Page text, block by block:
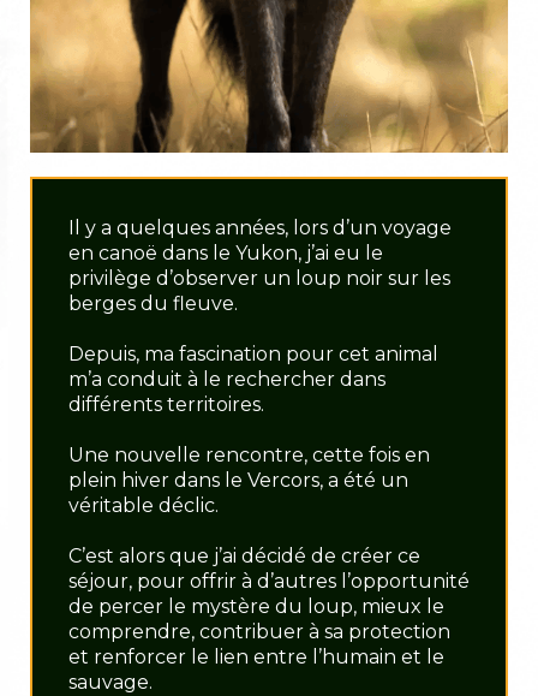
Il y a quelques années, lors d’un voyage
en canoë dans le Yukon, j’ai eu le
privilège d’observer un loup noir sur les
berges du fleuve.
Depuis, ma fascination pour cet animal
m’a conduit à le rechercher dans
différents territoires.
Une nouvelle rencontre, cette fois en
plein hiver dans le Vercors, a été un
véritable déclic.
C’est alors que j’ai décidé de créer ce
séjour, pour offrir à d’autres l’opportunité
de percer le mystère du loup, mieux le
comprendre, contribuer à sa protection
et renforcer le lien entre l’humain et le
sauvage.